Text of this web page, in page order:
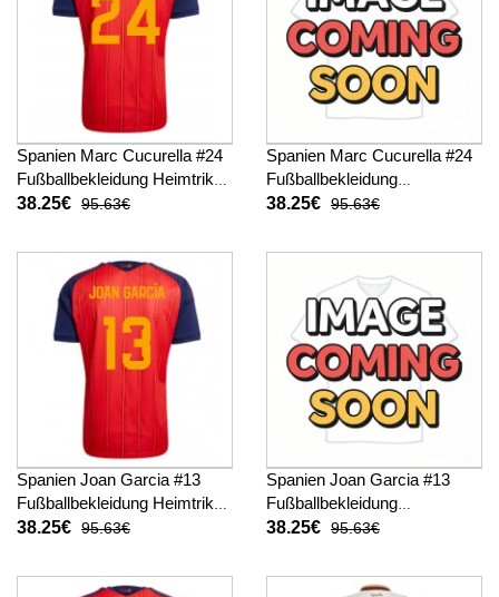
Spanien Marc Cucurella #24
Fußballbekleidung Heimtrikot
WM 2026 Kurzarm
38.25€ 95.63€
Spanien Marc Cucurella #24
Fußballbekleidung
Auswärtstrikot WM 2026
38.25€ 95.63€
Spanien Joan Garcia #13
Fußballbekleidung Heimtrikot
WM 2026 Kurzarm
38.25€ 95.63€
Spanien Joan Garcia #13
Fußballbekleidung
Auswärtstrikot WM 2026
38.25€ 95.63€